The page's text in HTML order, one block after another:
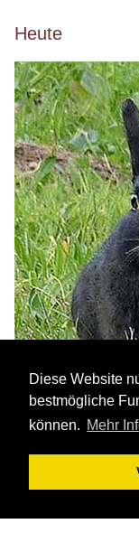
Diese Website
bestmögliche
können. Mehr
Seitenleiste
Heute